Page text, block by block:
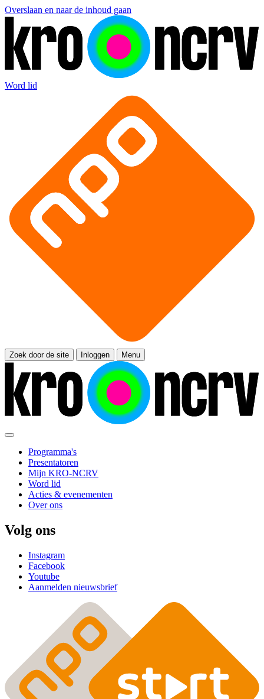
Overslaan en naar de inhoud gaan
Word lid
Zoek door de site Inloggen Menu
Programma's
Presentatoren
Mijn KRO-NCRV
Word lid
Acties & evenementen
Over ons
Volg ons
Instagram
Facebook
Youtube
Aanmelden nieuwsbrief